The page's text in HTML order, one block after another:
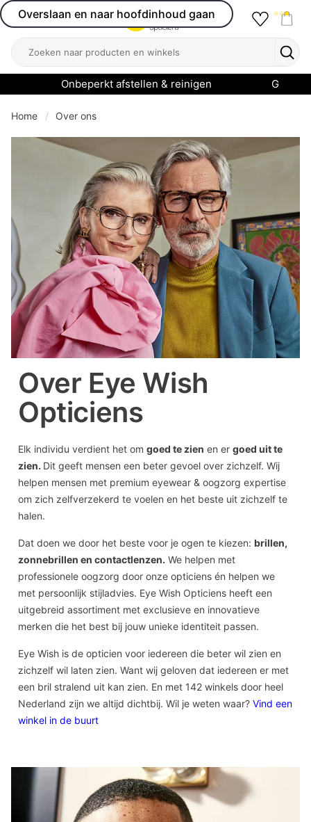
Overslaan en naar hoofdinhoud gaan
Open menu
Zoeken
Onbeperkt afstellen & reinigen
Home Over ons
Over Eye Wish
Opticiens
Elk individu verdient het om goed te zien en er goed uit te
zien. Dit geeft mensen een beter gevoel over zichzelf. Wij
helpen mensen met premium eyewear & oogzorg expertise
om zich zelfverzekerd te voelen en het beste uit zichzelf te
halen.
Dat doen we door het beste voor je ogen te kiezen: brillen,
zonnebrillen en contactlenzen. We helpen met
professionele oogzorg door onze opticiens én helpen we
met persoonlijk stijladvies. Eye Wish Opticiens heeft een
uitgebreid assortiment met exclusieve en innovatieve
merken die het best bij jouw unieke identiteit passen.
Eye Wish is de opticien voor iedereen die beter wil zien en
zichzelf wil laten zien. Want wij geloven dat iedereen er met
een bril stralend uit kan zien. En met 142 winkels door heel
Nederland zijn we altijd dichtbij. Wil je weten waar? Vind een
winkel in de buurt